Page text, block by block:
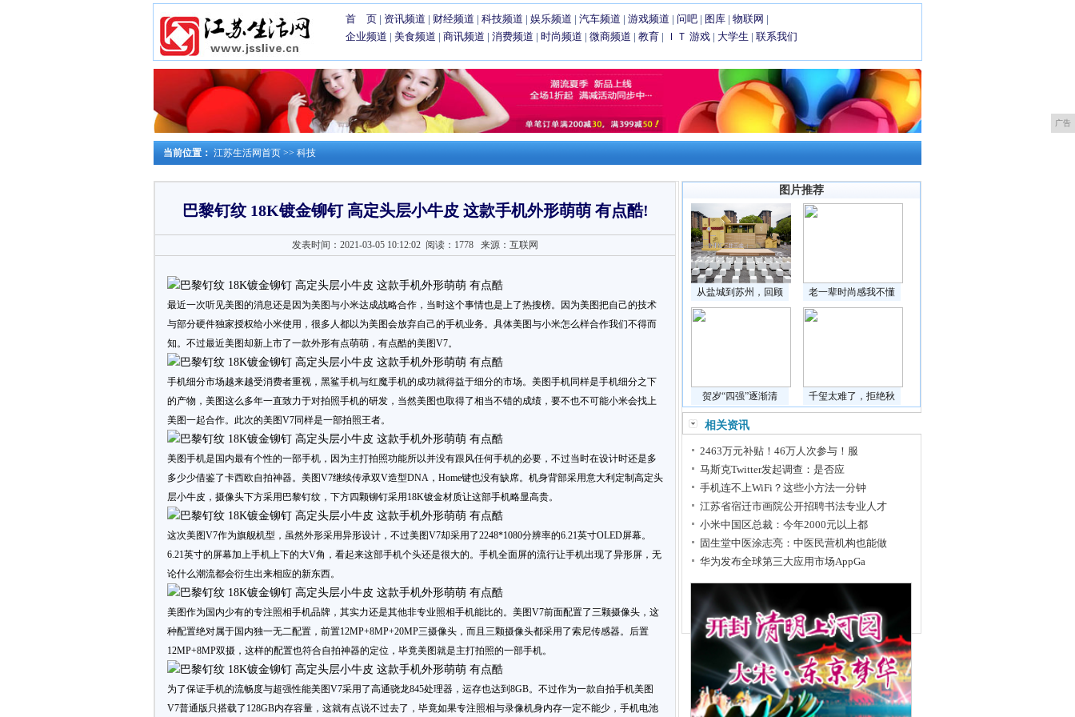
首 页 | 资讯频道 | 财经频道 | 科技频道 | 娱乐频道 | 汽车频道 | 游戏频道 | 问吧 | 图库 | 物联网 |
企业频道 | 美食频道 | 商讯频道 | 消费频道 | 时尚频道 | 微商频道 | 教育 | ＩＴ 游戏 | 大学生 | 联系我们
广告
当前位置： 江苏生活网首页 >> 科技
巴黎钉纹 18K镀金铆钉 高定头层小牛皮 这款手机外形萌萌 有点酷!
发表时间：2021-03-05 10:12:02 阅读：1778 来源：互联网
最近一次听见美图的消息还是因为美图与小米达成战略合作，当时这个事情也是上了热搜榜。因为美图把自己的技术
与部分硬件独家授权给小米使用，很多人都以为美图会放弃自己的手机业务。具体美图与小米怎么样合作我们不得而
知。不过最近美图却新上市了一款外形有点萌萌，有点酷的美图V7。
手机细分市场越来越受消费者重视，黑鲨手机与红魔手机的成功就得益于细分的市场。美图手机同样是手机细分之下
的产物，美图这么多年一直致力于对拍照手机的研发，当然美图也取得了相当不错的成绩，要不也不可能小米会找上
美图一起合作。此次的美图V7同样是一部拍照王者。
美图手机是国内最有个性的一部手机，因为主打拍照功能所以并没有跟风任何手机的必要，不过当时在设计时还是多
多少少借鉴了卡西欧自拍神器。美图V7继续传承双V造型DNA，Home键也没有缺席。机身背部采用意大利定制高定头
层小牛皮，摄像头下方采用巴黎钉纹，下方四颗铆钉采用18K镀金材质让这部手机略显高贵。
这次美图V7作为旗舰机型，虽然外形采用异形设计，不过美图V7却采用了2248*1080分辨率的6.21英寸OLED屏幕。
6.21英寸的屏幕加上手机上下的大V角，看起来这部手机个头还是很大的。手机全面屏的流行让手机出现了异形屏，无
论什么潮流都会衍生出来相应的新东西。
美图作为国内少有的专注照相手机品牌，其实力还是其他非专业照相手机能比的。美图V7前面配置了三颗摄像头，这
种配置绝对属于国内独一无二配置，前置12MP+8MP+20MP三摄像头，而且三颗摄像头都采用了索尼传感器。后置
12MP+8MP双摄，这样的配置也符合自拍神器的定位，毕竟美图就是主打拍照的一部手机。
为了保证手机的流畅度与超强性能美图V7采用了高通骁龙845处理器，运存也达到8GB。不过作为一款自拍手机美图
V7普通版只搭载了128GB内存容量，这就有点说不过去了，毕竟如果专注照相与录像机身内存一定不能少，手机电池
图片推荐
从盐城到苏州，回顾 老一辈时尚感我不懂
贺岁“四强”逐渐清 千玺太难了，拒绝秋
相关资讯
2463万元补贴！46万人次参与！服
马斯克Twitter发起调查：是否应
手机连不上WiFi？这些小方法一分钟
江苏省宿迁市画院公开招聘书法专业人才
小米中国区总裁：今年2000元以上都
固生堂中医涂志亮：中医民营机构也能做
华为发布全球第三大应用市场AppGa